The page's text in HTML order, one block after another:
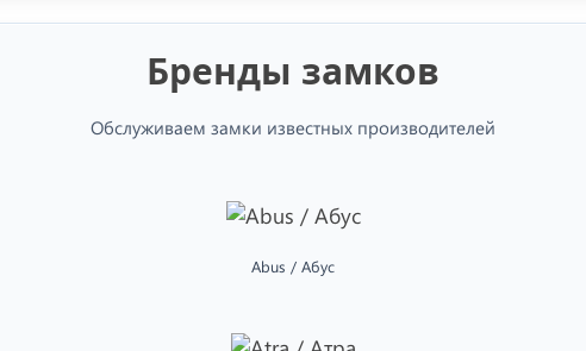
Бренды замков
Обслуживаем замки известных производителей
Abus / Абус